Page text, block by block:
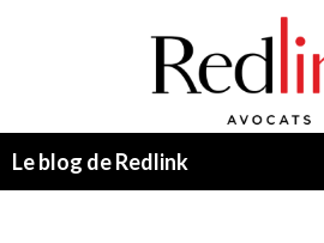
Le blog de Redlink